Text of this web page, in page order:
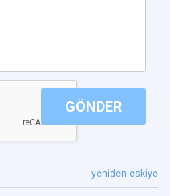
GÖNDER
yeniden eskiye